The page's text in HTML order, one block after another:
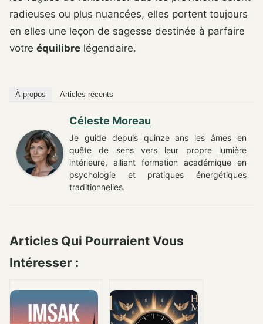
radieuses ou plus nuancées, elles portent toujours
en elles une leçon de sagesse destinée à parfaire
votre équilibre légendaire.
À propos Articles récents
Céleste Moreau
Je guide depuis quinze ans les âmes en
quête de sens vers leur propre lumière
intérieure, alliant formation académique en
psychologie et pratiques énergétiques
traditionnelles.
Articles Qui Pourraient Vous
Intéresser :